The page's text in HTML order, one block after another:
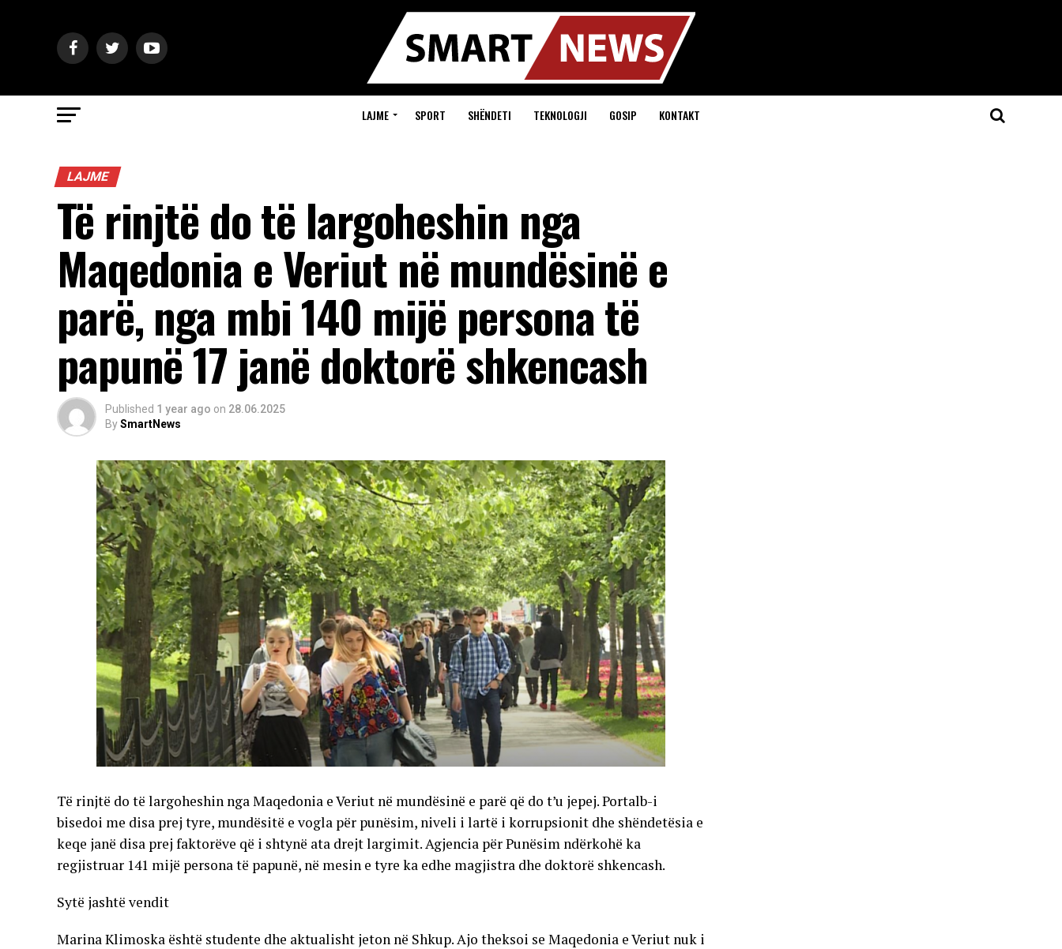
LAJME SPORT SHËNDETI TEKNOLOGJI GOSIP KONTAKT
LAJME
Të rinjtë do të largoheshin nga
Maqedonia e Veriut në mundësinë e
parë, nga mbi 140 mijë persona të
papunë 17 janë doktorë shkencash
Published 1 year ago on 28.06.2025
BySmartNews
Të rinjtë do të largoheshin nga Maqedonia e Veriut në mundësinë e parë që do t’u jepej. Portalb-i
bisedoi me disa prej tyre, mundësitë e vogla për punësim, niveli i lartë i korrupsionit dhe shëndetësia e
keqe janë disa prej faktorëve që i shtynë ata drejt largimit. Agjencia për Punësim ndërkohë ka
regjistruar 141 mijë persona të papunë, në mesin e tyre ka edhe magjistra dhe doktorë shkencash.
Sytë jashtë vendit
Marina Klimoska është studente dhe aktualisht jeton në Shkup. Ajo theksoi se Maqedonia e Veriut nuk i